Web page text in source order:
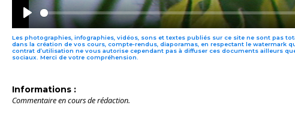
PLAY
Les photographies, infographies, vidéos, sons et textes publiés sur ce site ne sont pas
dans la création de vos cours, compte-rendus, diaporamas, en respectant le watermark
contrat d’utilisation ne vous autorise cependant pas à diffuser ces documents ailleurs
sociaux. Merci de votre compréhension.
Informations :
Commentaire en cours de rédaction.